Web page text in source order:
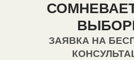
ЗАЯВКА НА